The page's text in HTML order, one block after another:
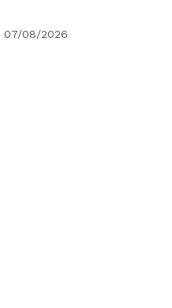
07/08/2026